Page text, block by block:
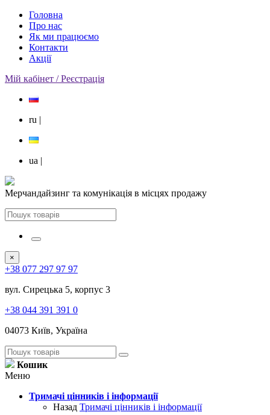
Головна
Про нас
Як ми працюємо
Контакти
Акції
Мій кабінет / Реєстрація
ru |
ua |
Мерчандайзинг та комунікація в місцях продажу
×
+38 077 297 97 97
вул. Сирецька 5, корпус 3
+38 044 391 391 0
04073 Київ, Україна
Кошик
Меню
Тримачі цінників і інформації
Назад Тримачі цінників і інформації